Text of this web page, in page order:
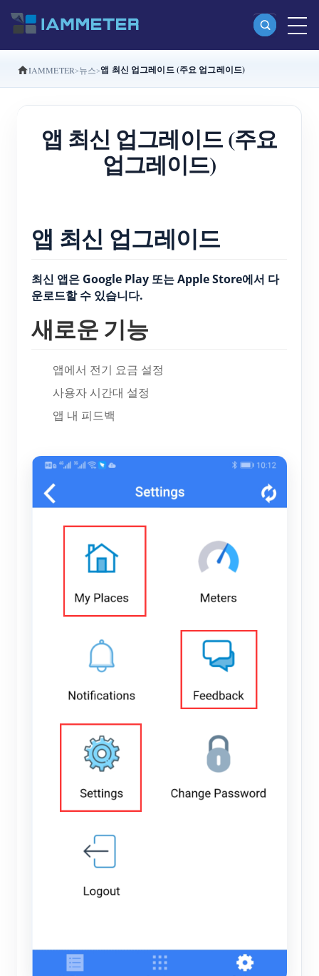
제품
단상 Wi-Fi 에너지 계량기 (WEM3080)
분상 Wi-Fi 에너지 계량기 (WEM2067)
삼상 Wi-Fi 에너지 계량기 (WEM3080T)
WiFi 전력 컨트롤러
IAMMETER Cloud Pro
셀프 호스팅 서비스
EV 충전기
가상 계량기
태양광 PV 시스템 에너지 모니터
전기 사용량 모니터
홈 자동화
공장 에너지 모니터링
스토어
제품 빠른 시작
문서
FAQ
블로그
커뮤니티
기여자 프로그램
App Store
사이트 탐색
솔루션
회사 소개
IAMMETER 뉴스 앱 최신 업그레이드 (주요 업그레이드)
앱 최신 업그레이드 (주요
업그레이드)
앱 최신 업그레이드
최신 앱은 Google Play 또는 Apple Store에서 다
운로드할 수 있습니다.
새로운 기능
앱에서 전기 요금 설정
사용자 시간대 설정
앱 내 피드백